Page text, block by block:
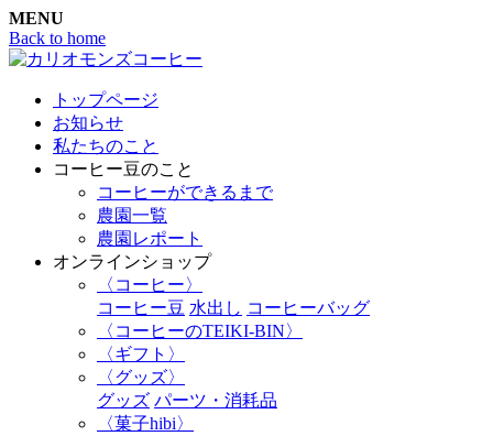
MENU
Back to home
トップページ
お知らせ
私たちのこと
コーヒー豆のこと
コーヒーができるまで
農園一覧
農園レポート
オンラインショップ
〈コーヒー〉
コーヒー豆 水出し コーヒーバッグ
〈コーヒーのTEIKI-BIN〉
〈ギフト〉
〈グッズ〉
グッズ パーツ・消耗品
〈菓子hibi〉